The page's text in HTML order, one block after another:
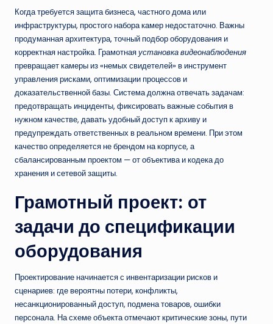
Когда требуется защита бизнеса, частного дома или
инфраструктуры, простого набора камер недостаточно. Важны
продуманная архитектура, точный подбор оборудования и
корректная настройка. Грамотнаяустановка видеонаблюдения
превращает камеры из «немых свидетелей» в инструмент
управления рисками, оптимизации процессов и
доказательственной базы. Система должна отвечать задачам:
предотвращать инциденты, фиксировать важные события в
нужном качестве, давать удобный доступ к архиву и
предупреждать ответственных в реальном времени. При этом
качество определяется не брендом на корпусе, а
сбалансированным проектом — от объектива и кодека до
хранения и сетевой защиты.
Грамотный проект: от
задачи до спецификации
оборудования
Проектирование начинается с инвентаризации рисков и
сценариев: где вероятны потери, конфликты,
несанкционированный доступ, подмена товаров, ошибки
персонала. На схеме объекта отмечают критические зоны, пути